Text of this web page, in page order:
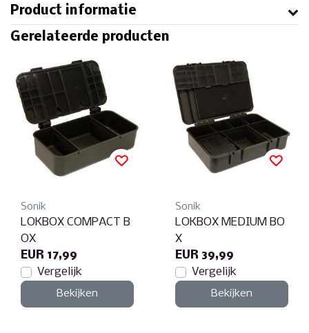
Product informatie
Gerelateerde producten
Sonik
LOKBOX COMPACT B
OX
EUR 17,99
Vergelijk
Bekijken
Sonik
LOKBOX MEDIUM BO
X
EUR 39,99
Vergelijk
Bekijken